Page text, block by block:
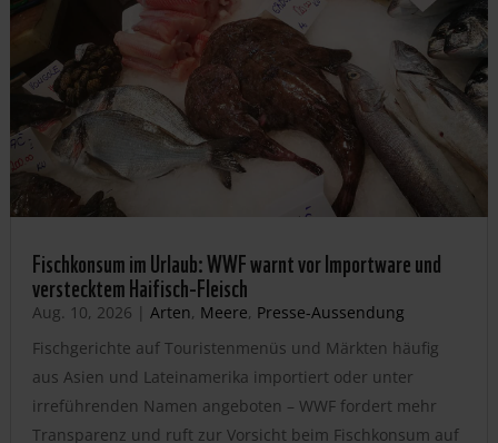
Fischkonsum im Urlaub: WWF warnt vor Importware und
verstecktem Haifisch-Fleisch
Aug. 10, 2026 | Arten, Meere, Presse-Aussendung
Fischgerichte auf Touristenmenüs und Märkten häufig
aus Asien und Lateinamerika importiert oder unter
irreführenden Namen angeboten – WWF fordert mehr
Transparenz und ruft zur Vorsicht beim Fischkonsum auf